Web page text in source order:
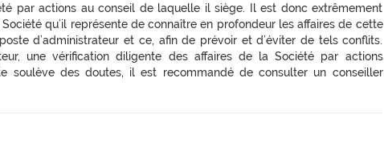
par actions au conseil de laquelle il siège. Il est donc extrêmement
qu’il représente de connaître en profondeur les affaires de cette
d’administrateur et ce, afin de prévoir et d’éviter de tels conflits.
une vérification diligente des affaires de la Société par actions
soulève des doutes, il est recommandé de consulter un conseiller